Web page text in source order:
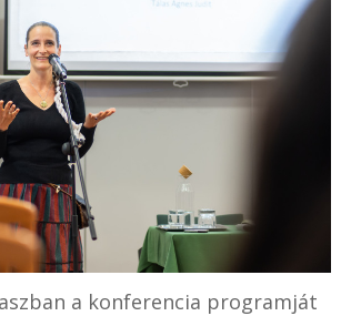
a konferencia programját